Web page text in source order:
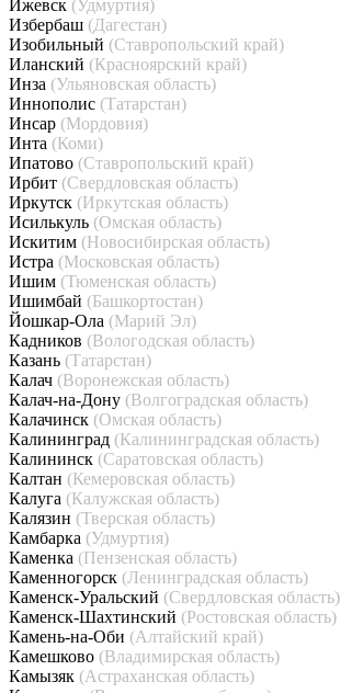
Ижевск (Удмуртия)
Избербаш (Дагестан)
Изобильный (Ставропольский край)
Иланский (Красноярский край)
Инза (Ульяновская область)
Иннополис (Татарстан)
Инсар (Мордовия)
Инта (Коми)
Ипатово (Ставропольский край)
Ирбит (Свердловская область)
Иркутск (Иркутская область)
Исилькуль (Омская область)
Искитим (Новосибирская область)
Истра (Московская область)
Ишим (Тюменская область)
Ишимбай (Башкортостан)
Йошкар-Ола (Марий Эл)
Кадников (Вологодская область)
Казань (Татарстан)
Калач (Воронежская область)
Калач-на-Дону (Волгоградская область)
Калачинск (Омская область)
Калининград (Калининградская область)
Калининск (Саратовская область)
Калтан (Кемеровская область)
Калуга (Калужская область)
Калязин (Тверская область)
Камбарка (Удмуртия)
Каменка (Пензенская область)
Каменногорск (Ленинградская область)
Каменск-Уральский (Свердловская область)
Каменск-Шахтинский (Ростовская область)
Камень-на-Оби (Алтайский край)
Камешково (Владимирская область)
Камызяк (Астраханская область)